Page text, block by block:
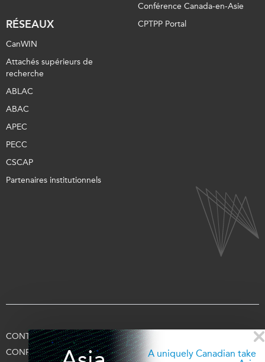
A uniquely Canadian take
RÉSEAUX
CanWIN
Attachés supérieurs de
recherche
ABLAC
ABAC
APEC
PECC
CSCAP
Partenaires institutionnels
Conférence Canada-en-Asie
CPTPP Portal
CONTACTEZ-NOUS
CONDITIONS D’UTILISATION
CONFIDENTIALITÉ
APPUYEZ-NOUS SE CONNECTER